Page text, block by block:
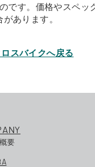
です。価格やスペッ
あります。
スバイクへ戻る
要